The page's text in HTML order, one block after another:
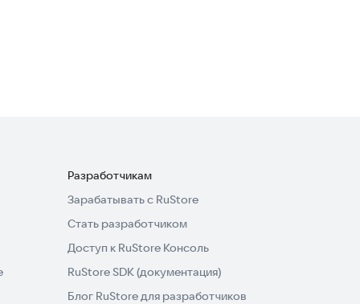
Разработчикам
Зарабатывать с RuStore
Стать разработчиком
Доступ к RuStore Консоль
RuStore SDK (документация)
Блог RuStore для разработчиков